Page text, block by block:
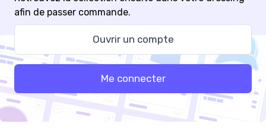
afin de passer commande.
Ouvrir un compte
Me connecter